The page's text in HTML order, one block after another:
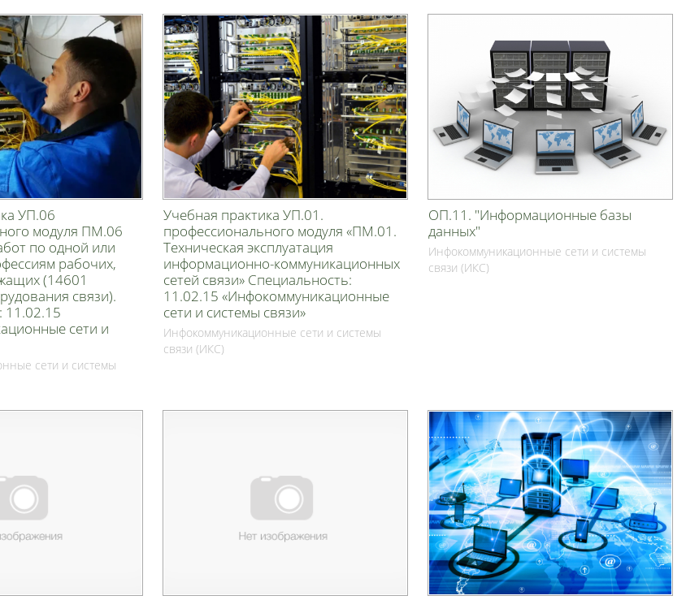
УП.06
модуля ПМ.06
по одной или
рабочих,
(14601
связи).
11.02.15
сети и
сети и системы
Учебная практика УП.01.
профессионального модуля «ПМ.01.
Техническая эксплуатация
информационно-коммуникационных
сетей связи» Специальность:
11.02.15 «Инфокоммуникационные
сети и системы связи»
Инфокоммуникационные сети и системы
связи (ИКС)
ОП.11. "Информационные базы
данных"
Инфокоммуникационные сети и системы
связи (ИКС)